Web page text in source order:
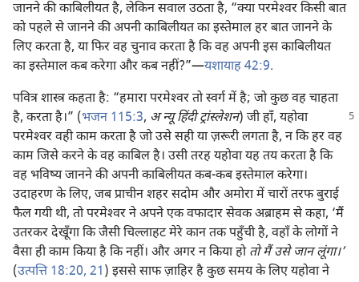
जानने की काबिलीयत है, लेकिन सवाल उठता है, “क्या परमेश्‍वर किसी बात
को पहले से जानने की अपनी काबिलीयत का इस्तेमाल हर बात जानने के
लिए करता है, या फिर वह चुनाव करता है कि वह अपनी इस काबिलीयत
का इस्तेमाल कब करेगा और कब नहीं?”—यशायाह 42:9.
पवित्र शास्त्र कहता है: “हमारा परमेश्‍वर तो स्वर्ग में है; जो कुछ वह चाहता
है, करता है।” (भजन 115:3, अ न्यू हिंदी ट्रांस्लेशन) जी हाँ, यहोवा
परमेश्‍वर वही काम करता है जो उसे सही या ज़रूरी लगता है, न कि हर वह
काम जिसे करने के वह काबिल है। उसी तरह यहोवा यह तय करता है कि
वह भविष्य जानने की अपनी काबिलीयत कब-कब इस्तेमाल करेगा।
उदाहरण के लिए, जब प्राचीन शहर सदोम और अमोरा में चारों तरफ बुराई
फैल गयी थी, तो परमेश्‍वर ने अपने एक वफादार सेवक अब्राहम से कहा, ‘मैं
उतरकर देखूँगा कि जैसी चिल्लाहट मेरे कान तक पहुँची है, वहाँ के लोगों ने
वैसा ही काम किया है कि नहीं। और अगर न किया होतो मैं उसे जान लूंगा।’
(उत्पत्ति 18:20, 21) इससे साफ ज़ाहिर है कुछ समय के लिए यहोवा ने